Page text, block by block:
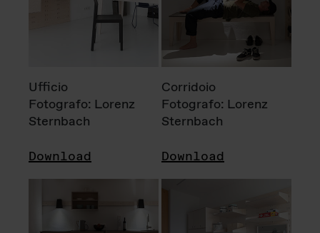
Ufficio
Fotografo: Lorenz
Sternbach
Download
Corridoio
Fotografo: Lorenz
Sternbach
Download